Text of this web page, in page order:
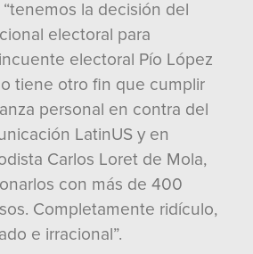
la decisión del
electoral para
electoral Pío López
tiene otro fin que cumplir
personal en contra del
LatinUS y en
Carlos Loret de Mola,
con más de 400
Completamente ridículo,
e irracional”.